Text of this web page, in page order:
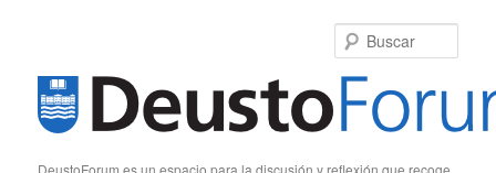
DeustoForum es un espacio para la discusión y reflexión que recoge